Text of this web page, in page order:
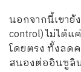
นอกจากนี้เขายั
control) ไม่ได้
โดยตรง ทั้งลด
สนองต่ออินซูลิ